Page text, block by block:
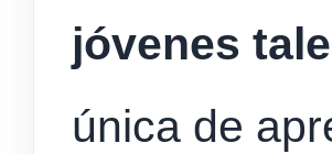
jóvenes
única de